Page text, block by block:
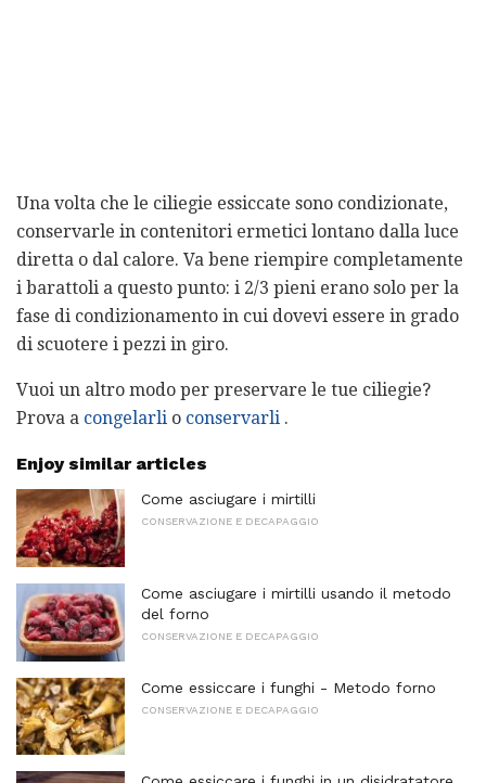
Una volta che le ciliegie essiccate sono condizionate,
conservarle in contenitori ermetici lontano dalla luce
diretta o dal calore. Va bene riempire completamente
i barattoli a questo punto: i 2/3 pieni erano solo per la
fase di condizionamento in cui dovevi essere in grado
di scuotere i pezzi in giro.
Vuoi un altro modo per preservare le tue ciliegie?
Prova a congelarli o conservarli .
Enjoy similar articles
Come asciugare i mirtilli
CONSERVAZIONE E DECAPAGGIO
Come asciugare i mirtilli usando il metodo
del forno
CONSERVAZIONE E DECAPAGGIO
Come essiccare i funghi - Metodo forno
CONSERVAZIONE E DECAPAGGIO